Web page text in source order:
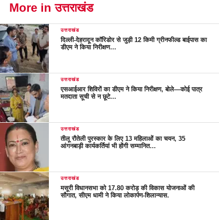
More in उत्तराखंड
उत्तराखंड
दिल्ली-देहरादून कॉरिडोर से जुड़ी 12 किमी ग्रीनफील्ड बाईपास का
डीएम ने किया निरीक्षण…
उत्तराखंड
एसआईआर शिविरों का डीएम ने किया निरीक्षण, बोले—कोई पात्र
मतदाता सूची से न छूटे…
उत्तराखंड
तीलू रौतेली पुरस्कार के लिए 13 महिलाओं का चयन, 35
आंगनबाड़ी कार्यकर्तियां भी होंगी सम्मानित…
उत्तराखंड
मसूरी विधानसभा को 17.80 करोड़ की विकास योजनाओं की
सौगात, सीएम धामी ने किया लोकार्पण-शिलान्यास.